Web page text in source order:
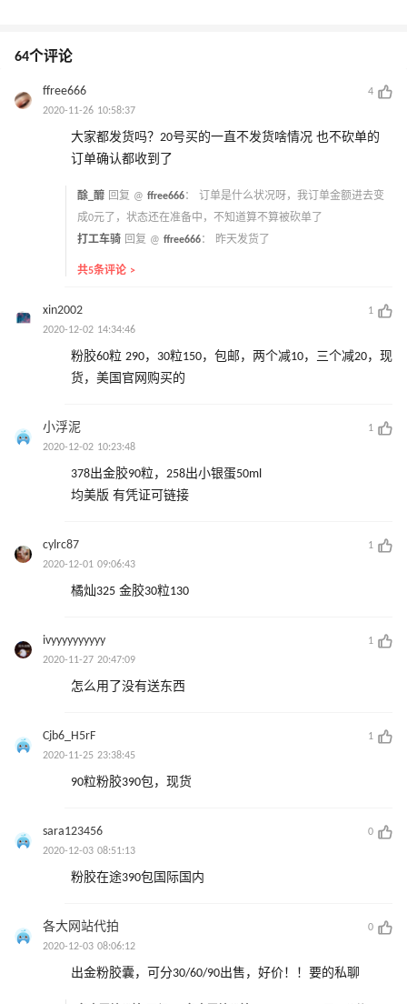
64个评论
ffree666
4
2020-11-26 10:58:37
大家都发货吗？20号买的一直不发货啥情况 也不砍单的
订单确认都收到了
酴_釄 回复 @ ffree666： 订单是什么状况呀，我订单金额进去变
成0元了，状态还在准备中，不知道算不算被砍单了
打工车骑 回复 @ ffree666： 昨天发货了
共5条评论 >
xin2002
1
2020-12-02 14:34:46
粉胶60粒 290，30粒150，包邮，两个减10，三个减20，现
货，美国官网购买的
小浮泥
1
2020-12-02 10:23:48
378出金胶90粒，258出小银蛋50ml
均美版 有凭证可链接
cylrc87
1
2020-12-01 09:06:43
橘灿325 金胶30粒130
ivyyyyyyyyyy
1
2020-11-27 20:47:09
怎么用了没有送东西
Cjb6_H5rF
1
2020-11-25 23:38:45
90粒粉胶390包，现货
sara123456
0
2020-12-03 08:51:13
粉胶在途390包国际国内
各大网站代拍
0
2020-12-03 08:06:12
出金粉胶囊，可分30/60/90出售，好价！！要的私聊